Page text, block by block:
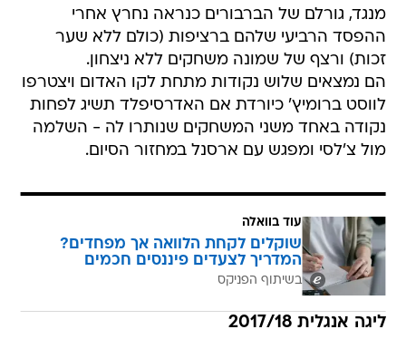
מנגד, גורלם של הברבורים כנראה נחרץ אחרי
ההפסד הרביעי שלהם ברציפות (כולם ללא שער
זכות) ורצף של שמונה משחקים ללא ניצחון.
הם נמצאים שלוש נקודות מתחת לקו האדום ויצטרפו
לווסט ברומיץ' כיורדת אם האדרסיפלד תשיג לפחות
נקודה באחד משני המשחקים שנותרו לה - השלמה
מול צ'לסי ומפגש עם ארסנל במחזור הסיום.
עוד בוואלה
שוקלים לקחת הלוואה אך מפחדים?
המדריך לצעדים פיננסים חכמים
בשיתוף הפניקס
ליגה אנגלית 2017/18